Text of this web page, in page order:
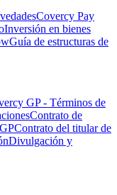
Covercy Pay
Inversión en bienes
Guía de estructuras de
GP - Términos de
Contrato de
Contrato del titular de
Divulgación y